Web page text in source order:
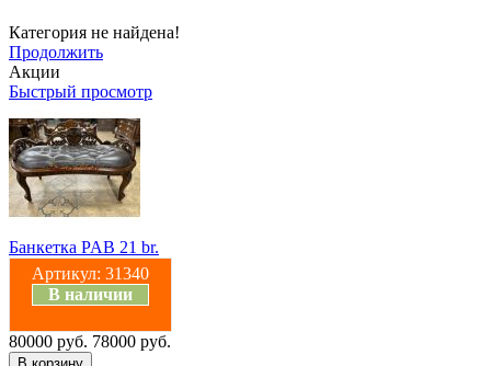
Категория не найдена!
Продолжить
Акции
Быстрый просмотр
Банкетка PAB 21 br.
Артикул: 31340
В наличии
80000 руб. 78000 руб.